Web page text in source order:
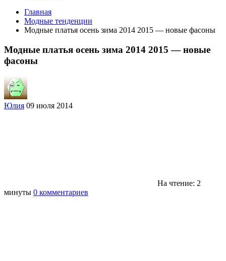
Главная
Модные тенденции
Модные платья осень зима 2014 2015 — новые фасоны
Модные платья осень зима 2014 2015 — новые
фасоны
Юлия 09 июля 2014
На чтение: 2
минуты 0 комментариев